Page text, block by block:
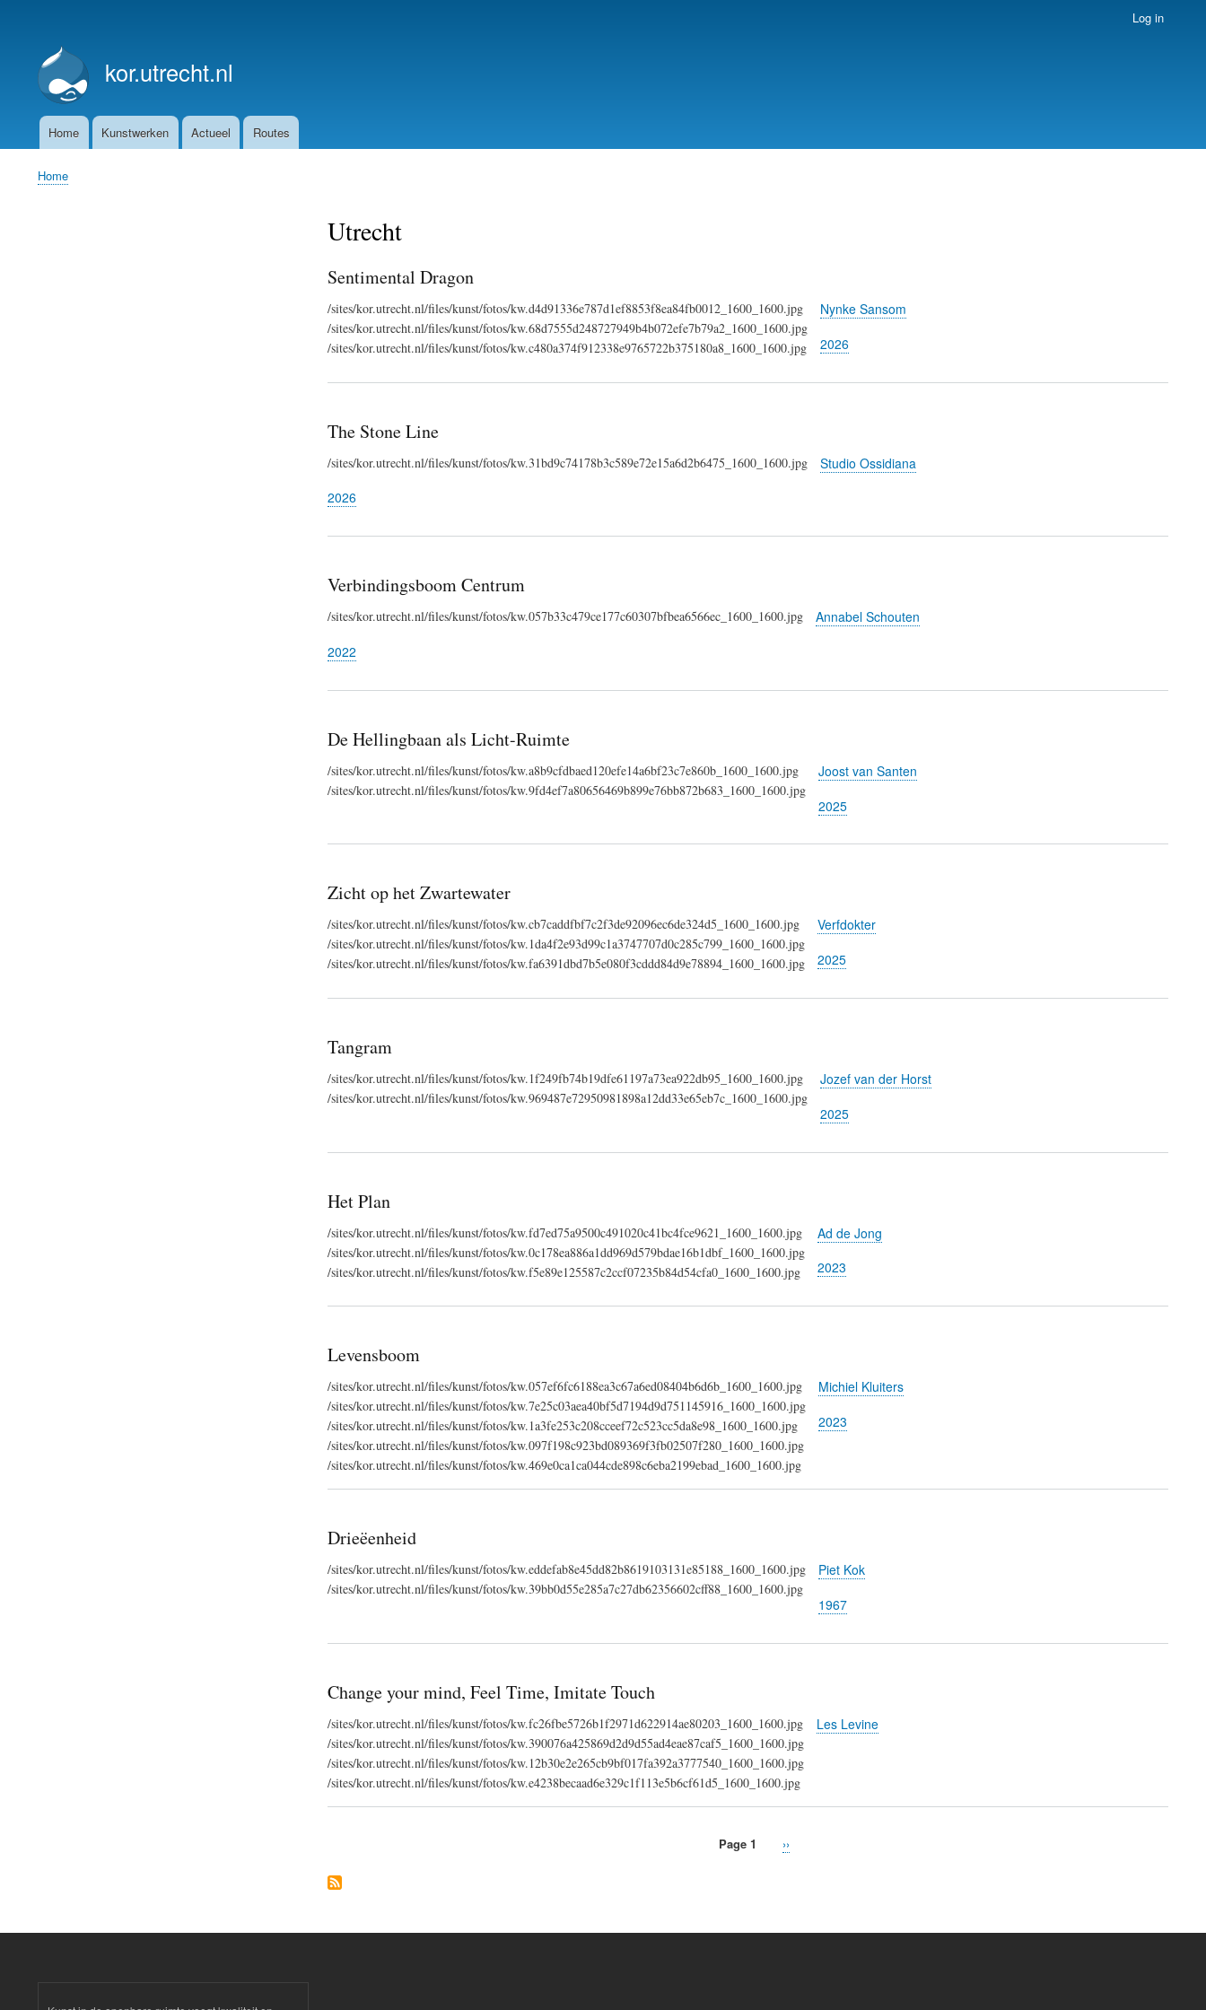
account
menu
Log in
kor.utrecht.nl
MainHome Kunstwerken Actueel Routes
Breadcrumb
Home
Utrecht
Sentimental Dragon
/sites/kor.utrecht.nl/files/kunst/fotos/kw.d4d91336e787d1ef8853f8ea84fb0012_1600_1600.jpg
/sites/kor.utrecht.nl/files/kunst/fotos/kw.68d7555d248727949b4b072efe7b79a2_1600_1600.jpg
/sites/kor.utrecht.nl/files/kunst/fotos/kw.c480a374f912338e9765722b375180a8_1600_1600.jpg
Nynke Sansom
2026
The Stone Line
/sites/kor.utrecht.nl/files/kunst/fotos/kw.31bd9c74178b3c589e72e15a6d2b6475_1600_1600.jpg
Studio Ossidiana
2026
Verbindingsboom Centrum
/sites/kor.utrecht.nl/files/kunst/fotos/kw.057b33c479ce177c60307bfbea6566ec_1600_1600.jpg
Annabel Schouten
2022
De Hellingbaan als Licht-Ruimte
/sites/kor.utrecht.nl/files/kunst/fotos/kw.a8b9cfdbaed120efe14a6bf23c7e860b_1600_1600.jpg
/sites/kor.utrecht.nl/files/kunst/fotos/kw.9fd4ef7a80656469b899e76bb872b683_1600_1600.jpg
Joost van Santen
2025
Zicht op het Zwartewater
/sites/kor.utrecht.nl/files/kunst/fotos/kw.cb7caddfbf7c2f3de92096ec6de324d5_1600_1600.jpg
/sites/kor.utrecht.nl/files/kunst/fotos/kw.1da4f2e93d99c1a3747707d0c285c799_1600_1600.jpg
/sites/kor.utrecht.nl/files/kunst/fotos/kw.fa6391dbd7b5e080f3cddd84d9e78894_1600_1600.jpg
Verfdokter
2025
Tangram
/sites/kor.utrecht.nl/files/kunst/fotos/kw.1f249fb74b19dfe61197a73ea922db95_1600_1600.jpg
/sites/kor.utrecht.nl/files/kunst/fotos/kw.969487e72950981898a12dd33e65eb7c_1600_1600.jpg
Jozef van der Horst
2025
Het Plan
/sites/kor.utrecht.nl/files/kunst/fotos/kw.fd7ed75a9500c491020c41bc4fce9621_1600_1600.jpg
/sites/kor.utrecht.nl/files/kunst/fotos/kw.0c178ea886a1dd969d579bdae16b1dbf_1600_1600.jpg
/sites/kor.utrecht.nl/files/kunst/fotos/kw.f5e89e125587c2ccf07235b84d54cfa0_1600_1600.jpg
Ad de Jong
2023
Levensboom
/sites/kor.utrecht.nl/files/kunst/fotos/kw.057ef6fc6188ea3c67a6ed08404b6d6b_1600_1600.jpg
/sites/kor.utrecht.nl/files/kunst/fotos/kw.7e25c03aea40bf5d7194d9d751145916_1600_1600.jpg
/sites/kor.utrecht.nl/files/kunst/fotos/kw.1a3fe253c208cceef72c523cc5da8e98_1600_1600.jpg
/sites/kor.utrecht.nl/files/kunst/fotos/kw.097f198c923bd089369f3fb02507f280_1600_1600.jpg
/sites/kor.utrecht.nl/files/kunst/fotos/kw.469e0ca1ca044cde898c6eba2199ebad_1600_1600.jpg
Michiel Kluiters
2023
Drieëenheid
/sites/kor.utrecht.nl/files/kunst/fotos/kw.eddefab8e45dd82b8619103131e85188_1600_1600.jpg
/sites/kor.utrecht.nl/files/kunst/fotos/kw.39bb0d55e285a7c27db62356602cff88_1600_1600.jpg
Piet Kok
1967
Change your mind, Feel Time, Imitate Touch
/sites/kor.utrecht.nl/files/kunst/fotos/kw.fc26fbe5726b1f2971d622914ae80203_1600_1600.jpg
/sites/kor.utrecht.nl/files/kunst/fotos/kw.390076a425869d2d9d55ad4eae87caf5_1600_1600.jpg
/sites/kor.utrecht.nl/files/kunst/fotos/kw.12b30e2e265cb9bf017fa392a3777540_1600_1600.jpg
/sites/kor.utrecht.nl/files/kunst/fotos/kw.e4238becaad6e329c1f113e5b6cf61d5_1600_1600.jpg
Les Levine
Page 1
Next
››